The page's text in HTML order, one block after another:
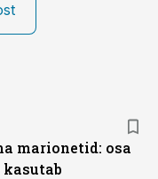
marionetid: osa